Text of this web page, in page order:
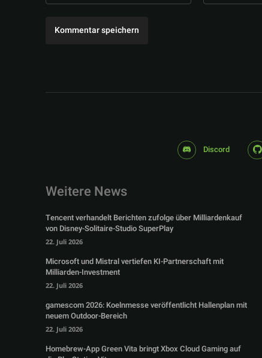
Discord
Weitere News
Tencent verhandelt Berichten zufolge über Milliardenkauf
von Disney-Solitaire-Studio SuperPlay
22. Juli 2026
Microsoft und Mistral vertiefen KI-Partnerschaft mit
Milliarden-Investment
22. Juli 2026
gamescom 2026: Koelnmesse veröffentlicht Hallenplan mit
neuem Outdoor-Bereich
22. Juli 2026
Homebrew-App Green Vita bringt Xbox Cloud Gaming auf